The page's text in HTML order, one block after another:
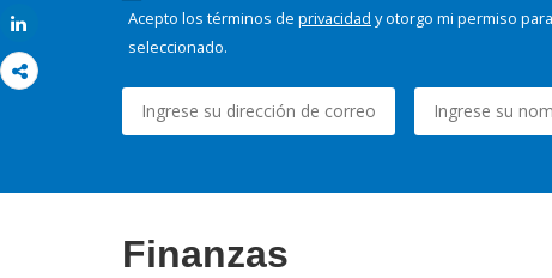
Acepto los términos de privacidad y otorgo mi permiso
seleccionado.
Finanzas